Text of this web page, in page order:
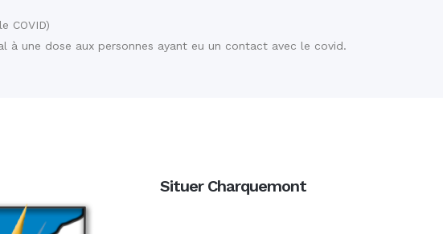
COVID)
à une dose aux personnes ayant eu un contact avec le covid.
Situer Charquemont